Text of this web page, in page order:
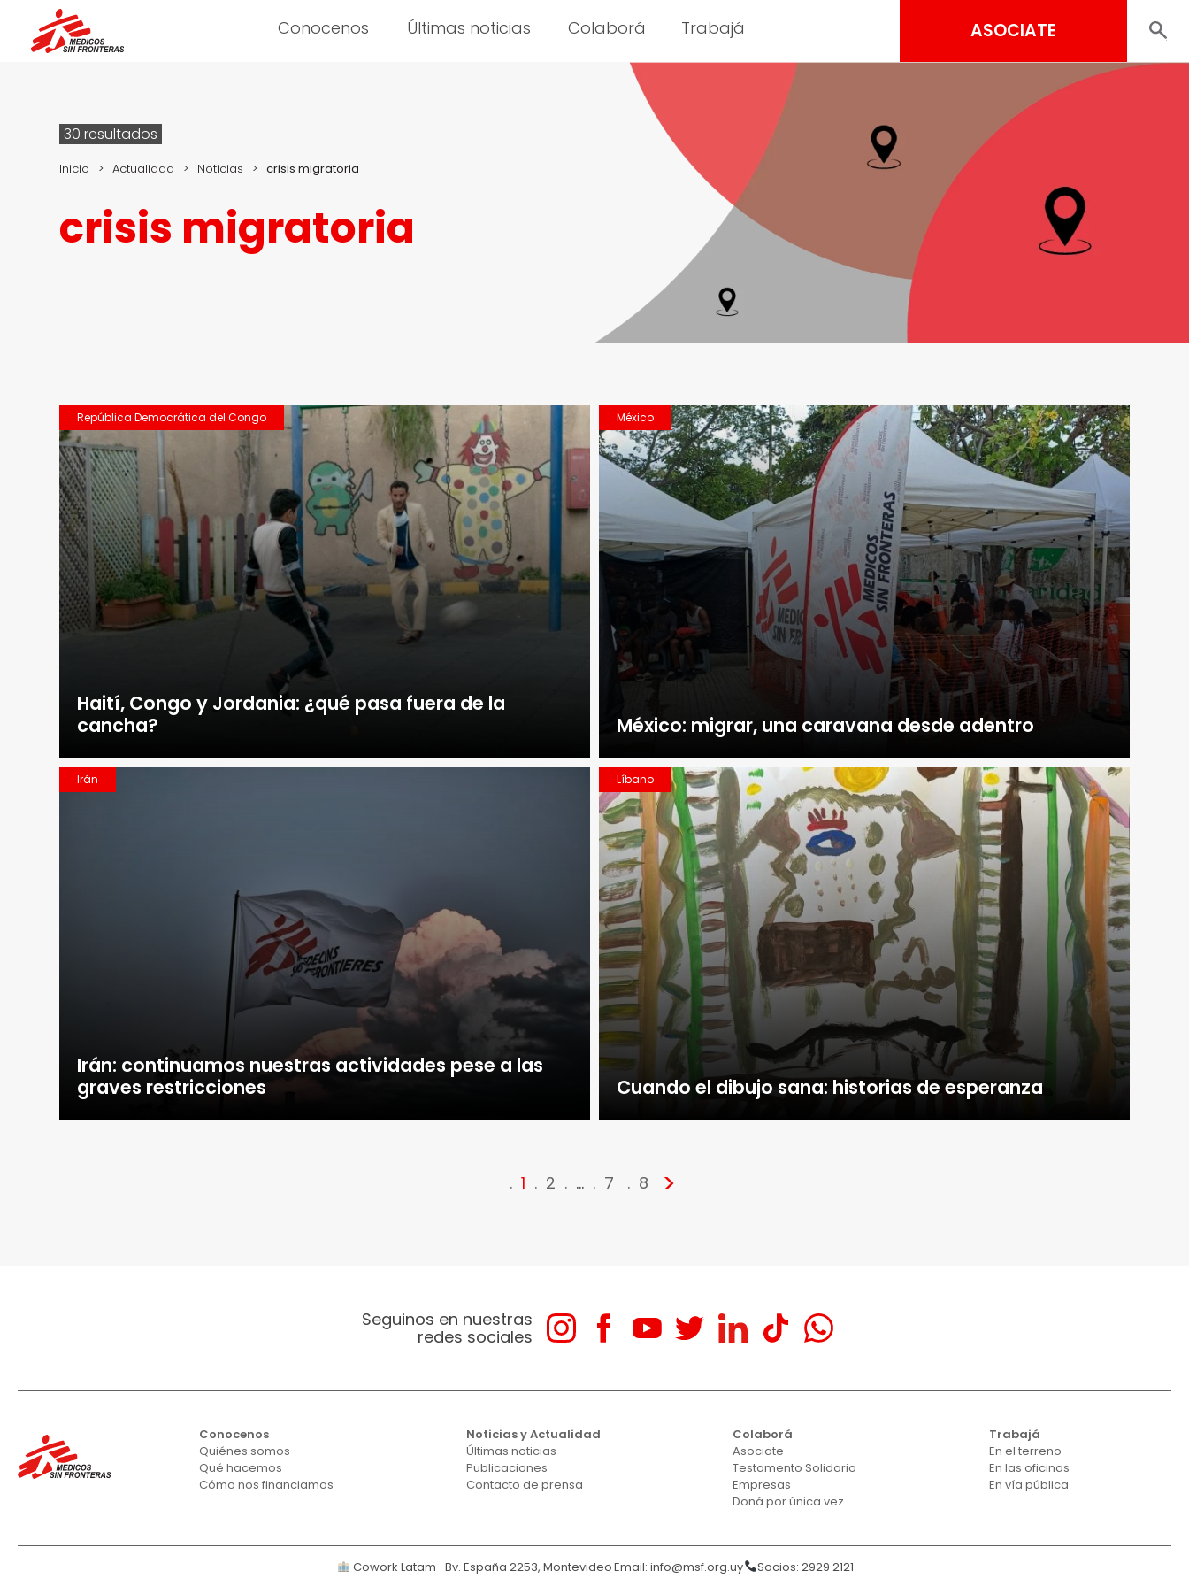
Conocenos Últimas noticias Colaborá Trabajá ASOCIATE
30 resultados
Inicio > Actualidad > Noticias > crisis migratoria
crisis migratoria
República Democrática del Congo
Haití, Congo y Jordania: ¿qué pasa fuera de la
cancha?
México
México: migrar, una caravana desde adentro
Irán
Irán: continuamos nuestras actividades pese a las
graves restricciones
Líbano
Cuando el dibujo sana: historias de esperanza
1 2 … 7 8 >
Seguinos en nuestras
redes sociales
Conocenos
Quiénes somos
Qué hacemos
Cómo nos financiamos
Noticias y Actualidad
Últimas noticias
Publicaciones
Contacto de prensa
Colaborá
Asociate
Testamento Solidario
Empresas
Doná por única vez
Trabajá
En el terreno
En las oficinas
En vía pública
Cowork Latam- Bv. España 2253, MontevideoEmail: info@msf.org.uy Socios: 2929 2121